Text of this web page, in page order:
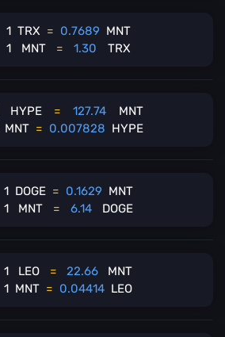
1 TRX = 0.7689 MNT
1
MNT = 1.30 TRX
HYPE = 127.74
MNT
MNT = 0.007828 HYPE
1 DOGE = 0.1629 MNT
1
MNT = 6.14 DOGE
1 LEO = 22.66
MNT
1 MNT = 0.04414 LEO